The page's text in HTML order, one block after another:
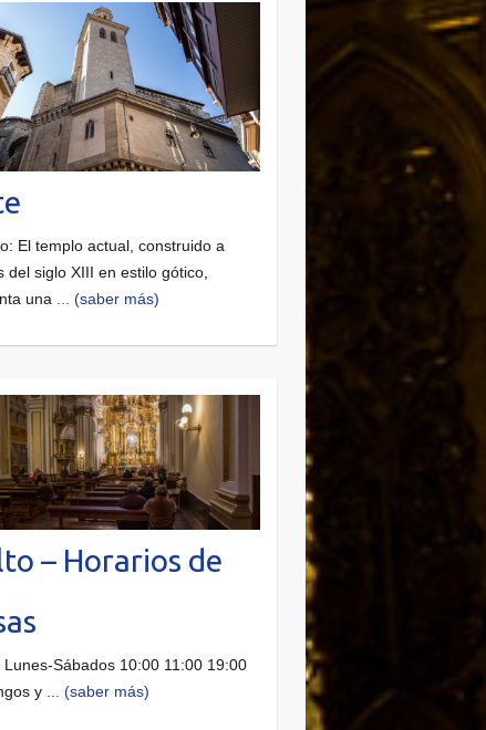
El templo actual, construido a
del siglo XIII en estilo gótico,
una ... (saber más)
– Horarios de
Lunes-Sábados 10:00 11:00 19:00
y ... (saber más)